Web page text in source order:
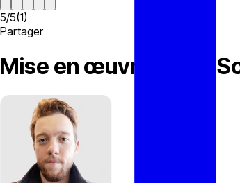
5/5(1)
Partager
Mise en œuvre d’une